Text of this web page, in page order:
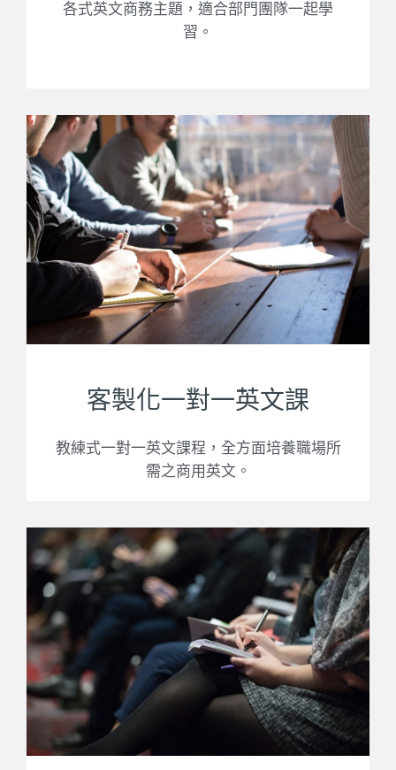
各式英文商務主題，適合部門團隊一起學
習。
客製化一對一英文課
教練式一對一英文課程，全方面培養職場所
需之商用英文。